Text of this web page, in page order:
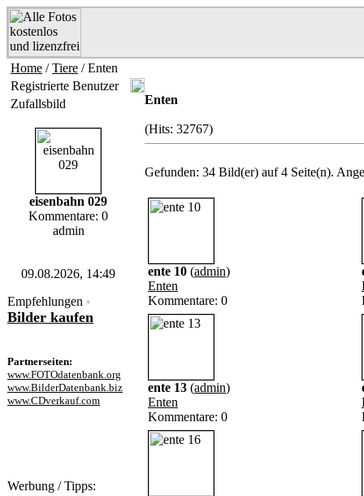
Home /Tiere / Enten
Registrierte Benutzer
Zufallsbild
eisenbahn 029
Kommentare: 0
admin
09.08.2026, 14:49
Empfehlungen *
Bilder kaufen
Partnerseiten:
www.FOTOdatenbank.org
www.BilderDatenbank.biz
www.CDverkauf.com
Werbung / Tipps:
Enten
(Hits: 32767)
Gefunden: 34 Bild(er) auf 4 Seite(n).
ente 10 (admin)
Enten
Kommentare: 0
ente 13 (admin)
Enten
Kommentare: 0